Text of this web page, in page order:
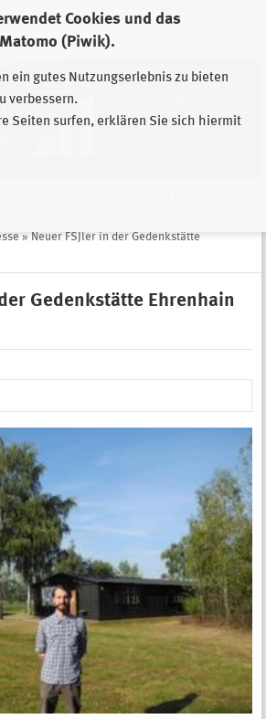
Cookies und das
(Piwik).
ein gutes Nutzungserlebnis zu bieten
verbessern.
Seiten surfen, erklären Sie sich hiermit
der
» Neuer FSJler in der Gedenkstätte
Gedenkstätte Ehrenhain